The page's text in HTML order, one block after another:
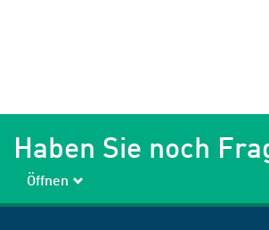
Haben Sie noch
Öffnen